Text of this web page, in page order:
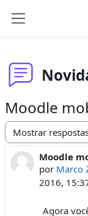
Moodle
Modo de
Moodle
por Marco
2016,
Número de
Agora